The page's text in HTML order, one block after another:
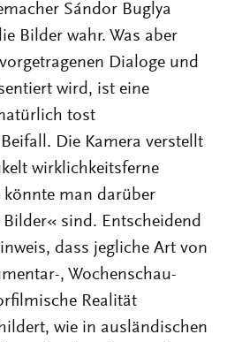
Sándor Buglya
Bilder wahr. Was aber
Dialoge und
wird, ist eine
tost
Die Kamera verstellt
wirklichkeitsferne
könnte man darüber
sind. Entscheidend
dass jegliche Art von
, Wochenschau-
Realität
wie in ausländischen